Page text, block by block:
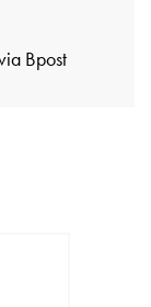
Bpost